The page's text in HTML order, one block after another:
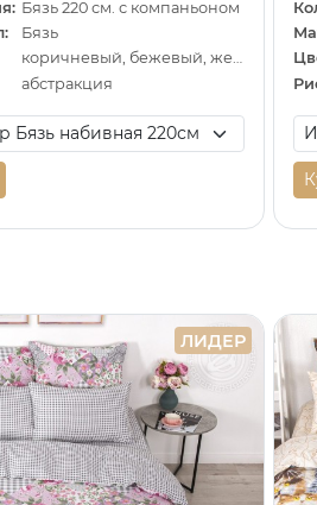
Бязь 220 см. с компаньоном
Бязь
коричневый, бежевый, желтый
абстракция
ЛИДЕР